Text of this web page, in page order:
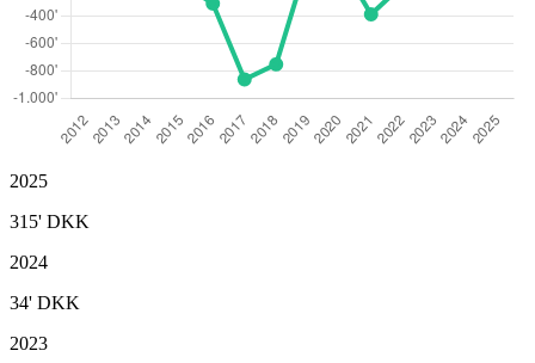
2025
315' DKK
2024
34' DKK
2023